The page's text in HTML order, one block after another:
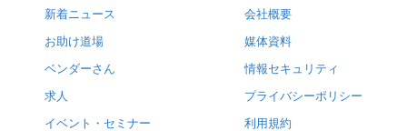
新着ニュース
お助け道場
ベンダーさん
求人
イベント・セミナー
会社概要
媒体資料
情報セキュリティ
プライバシーポリシー
利用規約